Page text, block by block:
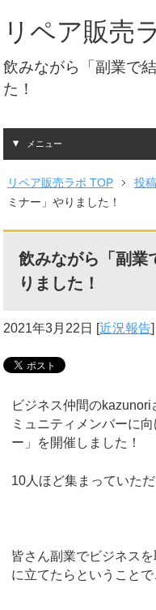
リペア販売
飲みながら「副業で
た！
メニュー
リペア販売ラボ TOP 投稿
ミナー」やりました！
飲みながら「副業
りました！
2021年3月22日 [近況報告]
ビジネス仲間の
ミュニティメンバーに
ー」を開催しました！
10人ほど集まっていただ
皆さん副業でビジネス
に立てたらということ